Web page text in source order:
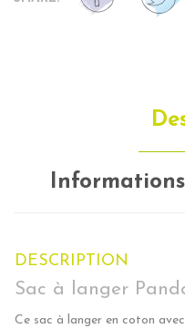
DESCRIPTION
Sac à langer
Ce sac à langer en coton